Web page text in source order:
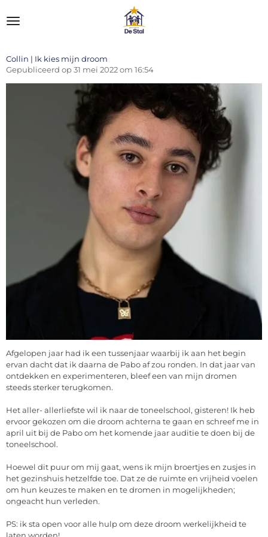
direct
hoofdinhoud
Collin | Ik kies mijn droom
Gepubliceerd op 31 mei 2022 om 16:54
Afgelopen jaar had ik een tussenjaar waarbij ik aan het begin
ervan dacht dat ik daarna de Pabo af zou ronden. In dat jaar van
ontdekken en experimenteren, bleef een van mijn dromen
steeds sterker terugkomen.
Het aller- allerliefste wil ik naar de toneelschool, gisteren! Ik heb
ervoor gekozen om die droom achterna te gaan en schreef me in
april uit bij de Pabo om het komende jaar auditie te doen bij de
toneelschool.
Hoewel dit puur om mij gaat, wens ik mijn broertjes en zusjes in
het gezinshuis hetzelfde toe. Dat ze de ruimte en vrijheid voelen
om hun keuzes te maken en te dromen in mogelijkheden;
ongeacht hun verleden.
PS: ik sta open voor alle hulp om deze droom werkelijkheid te